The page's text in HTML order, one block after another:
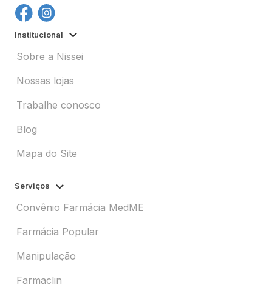
Institucional
Sobre a Nissei
Nossas lojas
Trabalhe conosco
Blog
Mapa do Site
Serviços
Convênio Farmácia MedME
Farmácia Popular
Manipulação
Farmaclin